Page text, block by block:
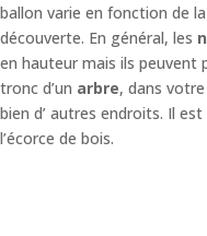
ballon varie en fonction de
découverte. En général, les
en hauteur mais ils peuvent
tronc d’un arbre, dans
bien d’ autres endroits. Il
l’écorce de bois.